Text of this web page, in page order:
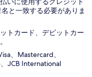
と一致する必要がありま
トカード、デビットカー
、Mastercard、
JCB International